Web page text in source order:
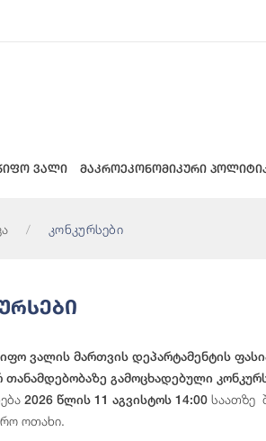
ვალი მაკროეკონომიკური
კონკურსები
ვალის მართვის დეპარტამენტის
თანამდებობაზე გამოცხადებული
2026 წლის 11 აგვისტოს 14:00 საათზე
ოთახი.